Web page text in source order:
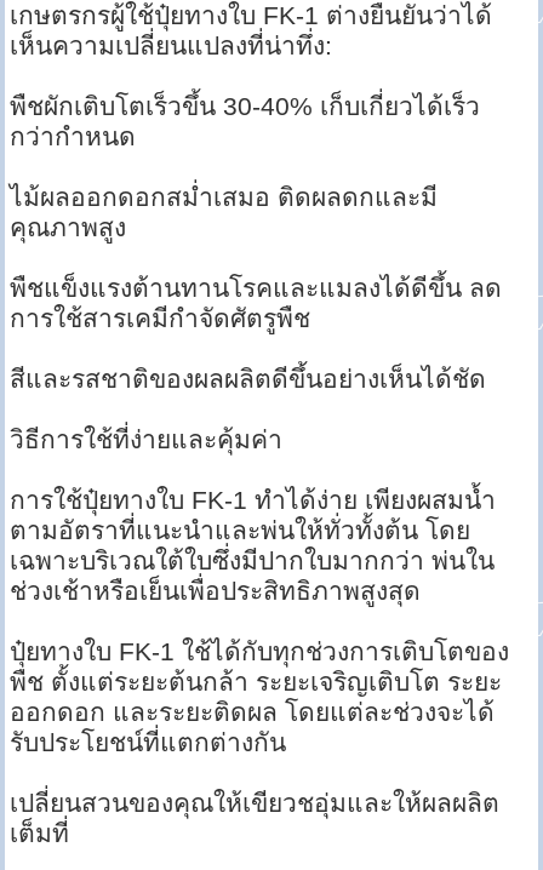
เกษตรกรผู้ใช้ปุ๋ยทางใบ FK-1 ต่างยืนยันว่าได้
เห็นความเปลี่ยนแปลงที่น่าทึ่ง:
พืชผักเติบโตเร็วขึ้น 30-40% เก็บเกี่ยวได้เร็ว
กว่ากำหนด
ไม้ผลออกดอกสม่ำเสมอ ติดผลดกและมี
คุณภาพสูง
พืชแข็งแรงต้านทานโรคและแมลงได้ดีขึ้น ลด
การใช้สารเคมีกำจัดศัตรูพืช
สีและรสชาติของผลผลิตดีขึ้นอย่างเห็นได้ชัด
วิธีการใช้ที่ง่ายและคุ้มค่า
การใช้ปุ๋ยทางใบ FK-1 ทำได้ง่าย เพียงผสมน้ำ
ตามอัตราที่แนะนำและพ่นให้ทั่วทั้งต้น โดย
เฉพาะบริเวณใต้ใบซึ่งมีปากใบมากกว่า พ่นใน
ช่วงเช้าหรือเย็นเพื่อประสิทธิภาพสูงสุด
ปุ๋ยทางใบ FK-1 ใช้ได้กับทุกช่วงการเติบโตของ
พืช ตั้งแต่ระยะต้นกล้า ระยะเจริญเติบโต ระยะ
ออกดอก และระยะติดผล โดยแต่ละช่วงจะได้
รับประโยชน์ที่แตกต่างกัน
เปลี่ยนสวนของคุณให้เขียวชอุ่มและให้ผลผลิต
เต็มที่